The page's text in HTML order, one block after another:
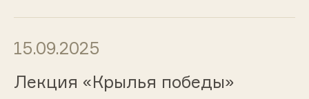
15.09.2025
Лекция «Крылья победы»